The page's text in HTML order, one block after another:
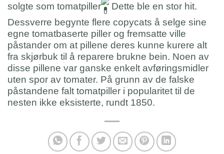
solgte som tomatpiller
Dette ble en stor hit.
Dessverre begynte flere copycats å selge sine
egne tomatbaserte piller og fremsatte ville
påstander om at pillene deres kunne kurere alt
fra skjørbuk til å reparere brukne bein. Noen av
disse pillene var ganske enkelt avføringsmidler
uten spor av tomater. På grunn av de falske
påstandene falt tomatpiller i popularitet til de
nesten ikke eksisterte, rundt 1850.